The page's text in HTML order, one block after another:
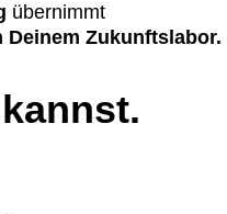
übernimmt
Deinem Zukunftslabor.